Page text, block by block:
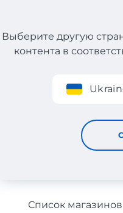
Регистрация
Выберите другую
контента в
Косметика для
Украину
Список